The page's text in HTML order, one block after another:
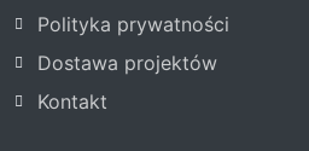
Polityka prywatności
Dostawa projektów
Kontakt